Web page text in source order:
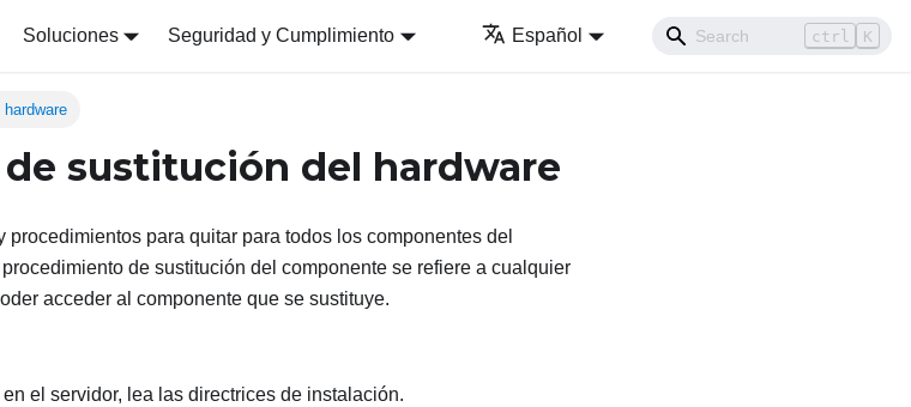
Soluciones Seguridad y Cumplimiento Español ctrl K
sustitución del hardware
para quitar para todos los componentes del
de sustitución del componente se refiere a cualquier
acceder al componente que se sustituye.
el servidor, lea las directrices de instalación.